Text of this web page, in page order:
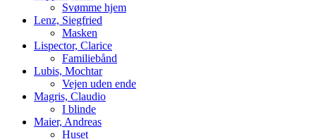
Svømme hjem
Lenz, Siegfried
Masken
Lispector, Clarice
Familiebånd
Lubis, Mochtar
Vejen uden ende
Magris, Claudio
I blinde
Maier, Andreas
Huset